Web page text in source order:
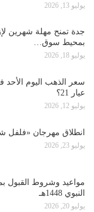
يوليو 13, 2026
جدة تمنح مهلة شهرين
بمحيط سوق…
يوليو 18, 2026
سعر الذهب اليوم
عيار 21؟
يوليو 12, 2026
انطلاق مهرجان «فلفل
يوليو 23, 2026
مواعيد وشروط القبول
النبوي 1448هـ
يوليو 20, 2026